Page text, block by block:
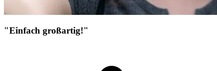
"Einfach großartig!"